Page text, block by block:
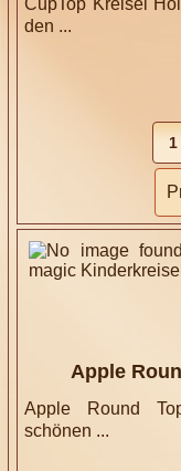
CupTop Kreisel
den ...
Apple
Apple Round
schönen ...